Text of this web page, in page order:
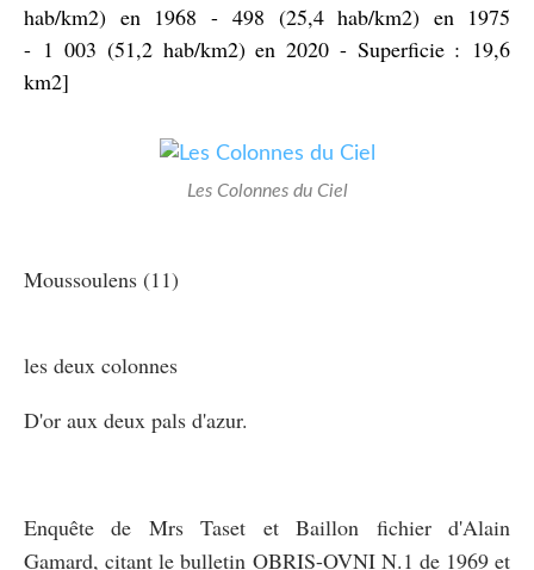
hab/km2) en 1968 - 498 (25,4 hab/km2) en 1975
- 1 003 (51,2 hab/km2) en 2020 - Superficie : 19,6
km2]
Les Colonnes du Ciel
Moussoulens (11)
les deux colonnes
D'or aux deux pals d'azur.
Enquête de Mrs Taset et Baillon fichier d'Alain
Gamard, citant le bulletin OBRIS-OVNI N.1 de 1969 et